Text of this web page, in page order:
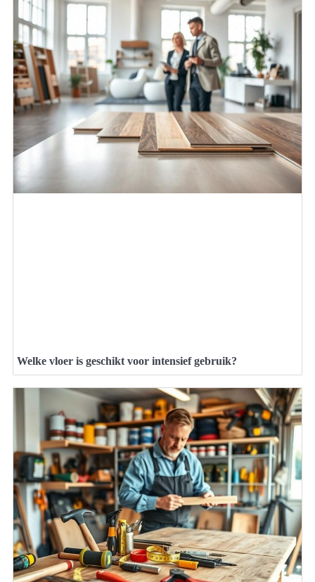
Welke vloer is geschikt voor intensief gebruik?